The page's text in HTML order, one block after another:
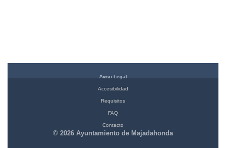
Aviso Legal
Accesibilidad
Requisitos
FAQ
Contacto
© 2026 Ayuntamiento de Majadahonda